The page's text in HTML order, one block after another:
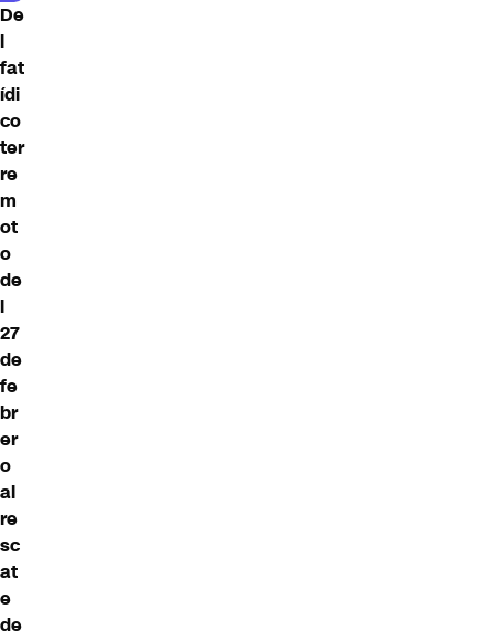
De
l
fat
ídi
co
ter
re
m
ot
o
de
l
27
de
fe
br
er
o
al
re
sc
at
e
de